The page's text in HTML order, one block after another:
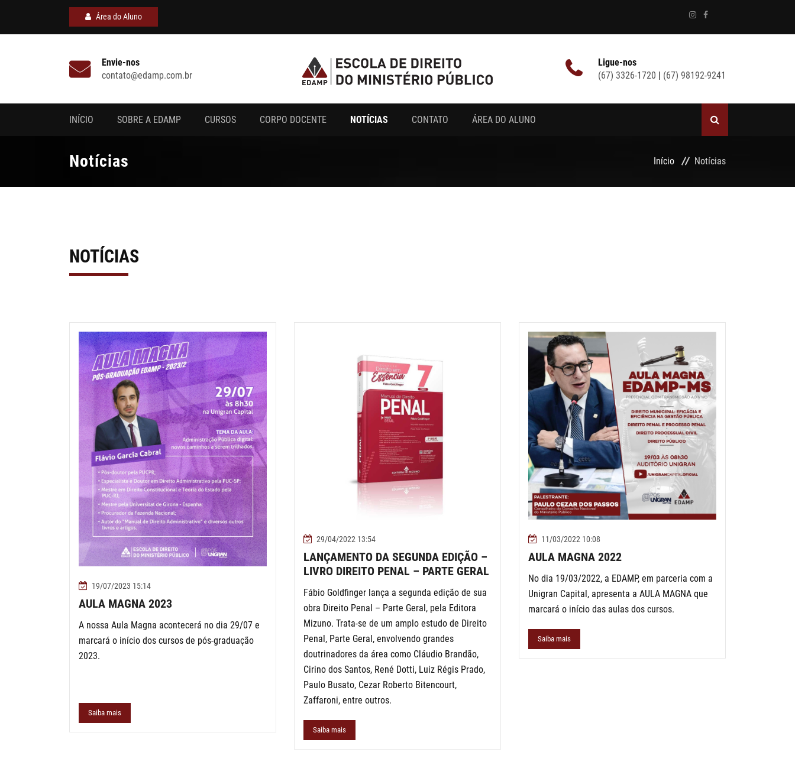
Área do Aluno
Envie-nos
contato@edamp.com.br
Ligue-nos
(67) 3326-1720 | (67) 98192-9241
INÍCIO SOBRE A EDAMP CURSOS CORPO DOCENTE NOTÍCIAS CONTATO ÁREA DO ALUNO
Notícias Início Notícias
NOTÍCIAS
19/07/2023 15:14
AULA MAGNA 2023
A nossa Aula Magna acontecerá no dia 29/07 e
marcará o início dos cursos de pós-graduação
2023.
Saiba mais
29/04/2022 13:54
LANÇAMENTO DA SEGUNDA EDIÇÃO –
LIVRO DIREITO PENAL – PARTE GERAL
Fábio Goldfinger lança a segunda edição de sua
obra Direito Penal – Parte Geral, pela Editora
Mizuno. Trata-se de um amplo estudo de Direito
Penal, Parte Geral, envolvendo grandes
doutrinadores da área como Cláudio Brandão,
Cirino dos Santos, René Dotti, Luiz Régis Prado,
Paulo Busato, Cezar Roberto Bitencourt,
Zaffaroni, entre outros.
Saiba mais
11/03/2022 10:08
AULA MAGNA 2022
No dia 19/03/2022, a EDAMP, em parceria com a
Unigran Capital, apresenta a AULA MAGNA que
marcará o início das aulas dos cursos.
Saiba mais